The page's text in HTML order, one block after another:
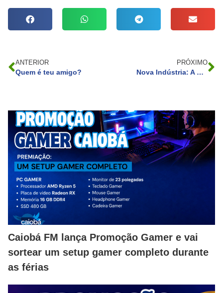
ANTERIOR
Quem é teu amigo?
PRÓXIMO
Nova Indústria: A Resiliência da Economia Brasileira na Rota da Transformação Industrial
Caiobá FM lança Promoção Gamer e vai
sortear um setup gamer completo durante
as férias